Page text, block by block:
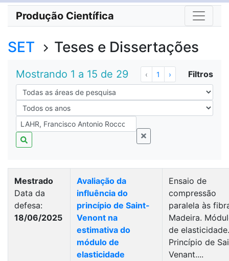
Produção Científica
SET Teses e Dissertações
Mostrando 1 a 15 de 29 ‹ 1 › Filtros
Mestrado
Data da
defesa:
18/06/2025
Avaliação da
influência do
princípio de Saint-
Venont na
estimativa do
módulo de
elasticidade
Ensaio de
compressão
paralela às
Madeira.
de elasticidade.
Princípio de
Venant....